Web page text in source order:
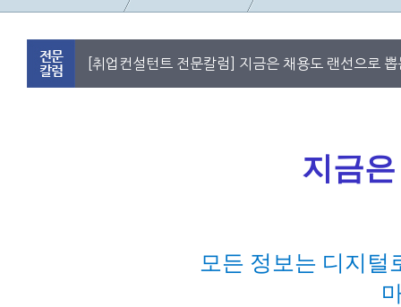
[취업컨설턴트 전문칼럼] 지금은 채용도 랜선으로 뽑
지금
모든 정보는 디지